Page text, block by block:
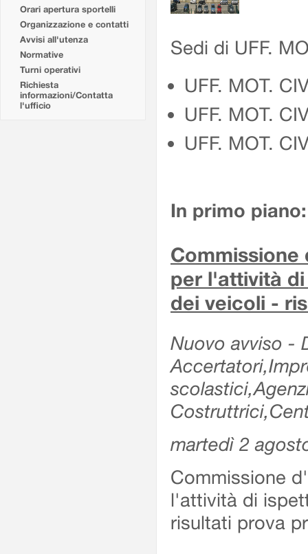
Orari apertura sportelli
Organizzazione e contatti
Avvisi all'utenza
Normative
Turni operativi
Richiesta
informazioni/Contatta
l'ufficio
Sedi di UFF.
UFF. MOT.
UFF. MOT.
UFF. MOT.
In primo piano:
per l'attività
dei veicoli -
Nuovo avviso -
martedì 2
Commissione
l'attività di
risultati prova